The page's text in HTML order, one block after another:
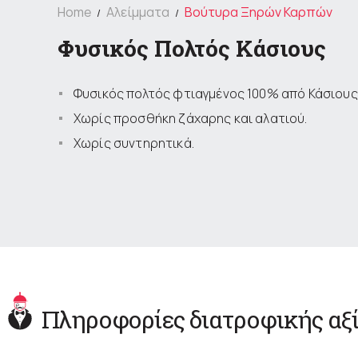
Home Αλείμματα Βούτυρα Ξηρών Καρπών
Φυσικός Πολτός Κάσιους
Φυσικός πολτός φτιαγμένος 100% από
Χωρίς προσθήκη ζάχαρης και αλατιού.
Χωρίς συντηρητικά.
Πληροφορίες διατροφικής